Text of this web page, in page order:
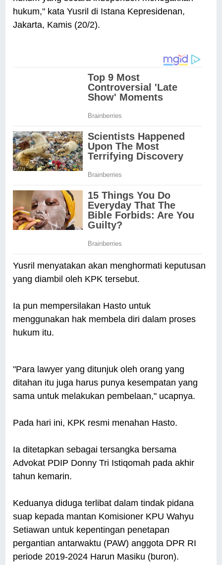
hukum," kata Yusril di Istana Kepresidenan,
Jakarta, Kamis (20/2).
Yusril menyatakan akan menghormati keputusan
yang diambil oleh KPK tersebut.
Ia pun mempersilakan Hasto untuk
menggunakan hak membela diri dalam proses
hukum itu.
"Para lawyer yang ditunjuk oleh orang yang
ditahan itu juga harus punya kesempatan yang
sama untuk melakukan pembelaan," ucapnya.
Pada hari ini, KPK resmi menahan Hasto.
Ia ditetapkan sebagai tersangka bersama
Advokat PDIP Donny Tri Istiqomah pada akhir
tahun kemarin.
Keduanya diduga terlibat dalam tindak pidana
suap kepada mantan Komisioner KPU Wahyu
Setiawan untuk kepentingan penetapan
pergantian antarwaktu (PAW) anggota DPR RI
periode 2019-2024 Harun Masiku (buron).